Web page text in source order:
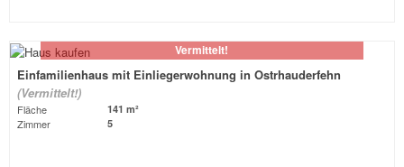
Vermittelt!
Einfamilienhaus mit Einliegerwohnung in Ostrhauderfehn
(Vermittelt!)
Fläche 141 m²
Zimmer 5